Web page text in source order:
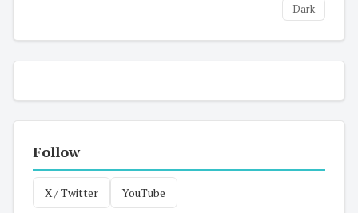
Dark
Follow
X / Twitter YouTube